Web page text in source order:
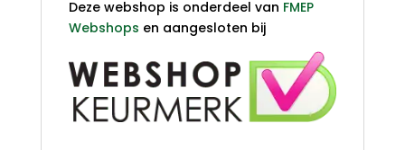
Deze webshop is onderdeel van FMEP
Webshops en aangesloten bij